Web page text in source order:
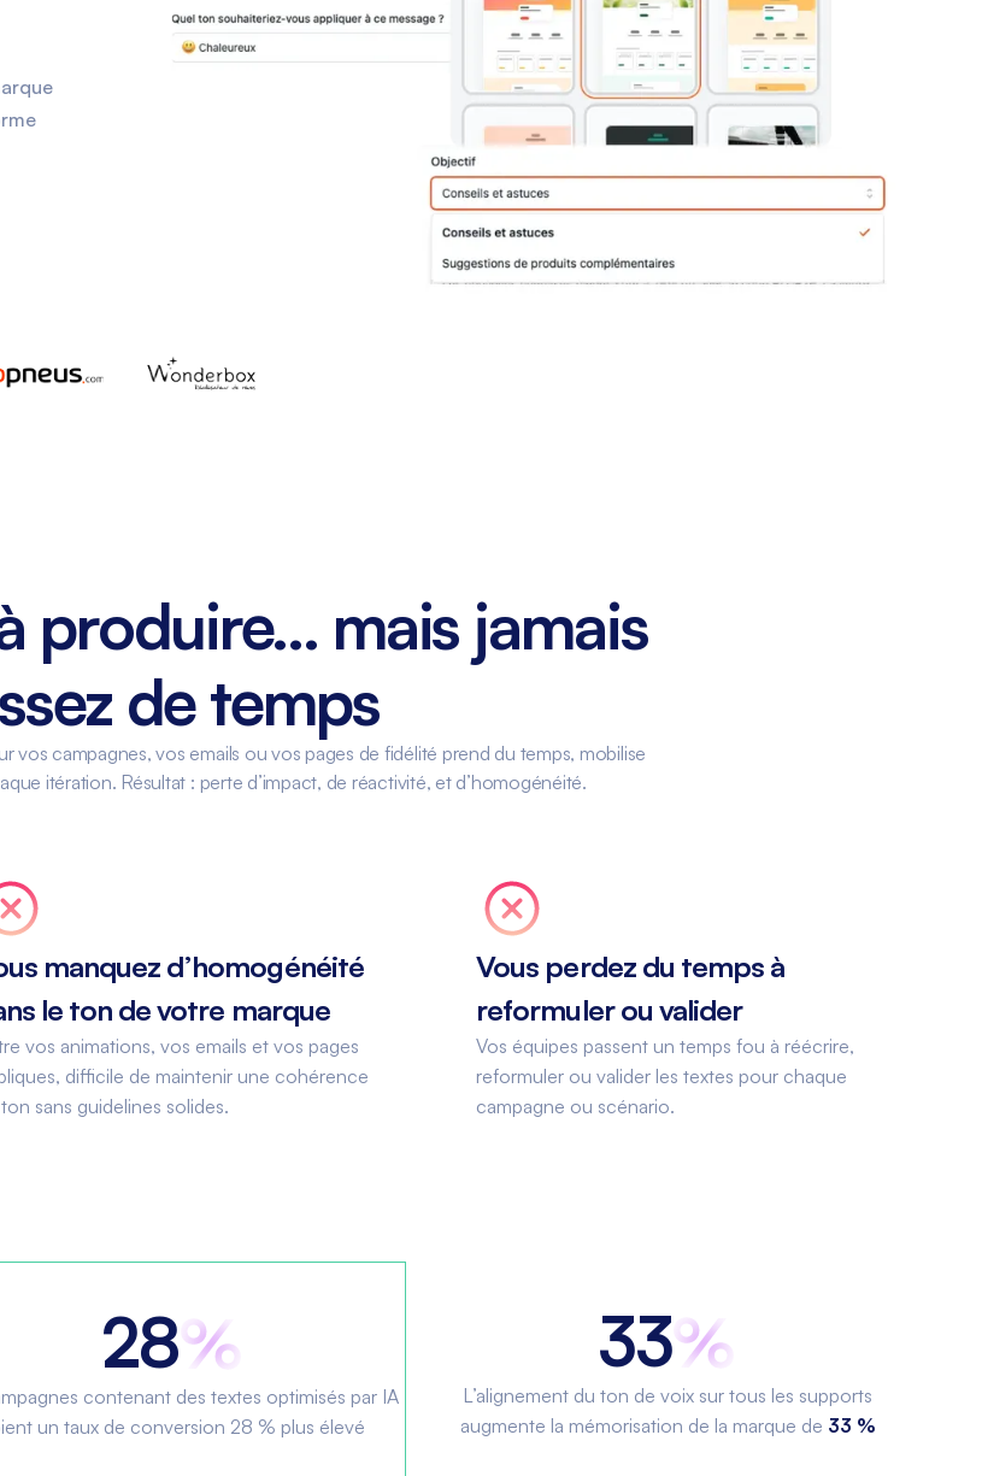
produire… mais jamais
de temps
vos campagnes, vos emails ou vos pages de fidélité prend du temps, mobilise
itération. Résultat : perte d’impact, de réactivité, et d’homogénéité.
manquez d’homogénéité
le ton de votre marque
vos animations, vos emails et vos pages
difficile de maintenir une cohérence
sans guidelines solides.
Vous perdez du temps à
reformuler ou valider
Vos équipes passent un temps fou à réécrire,
reformuler ou valider les textes pour chaque
campagne ou scénario.
28
contenant des textes optimisés par IA
un taux de conversion 28 % plus élevé
33
L’alignement du ton de voix sur tous les supports
augmente la mémorisation de la marque de 33 %